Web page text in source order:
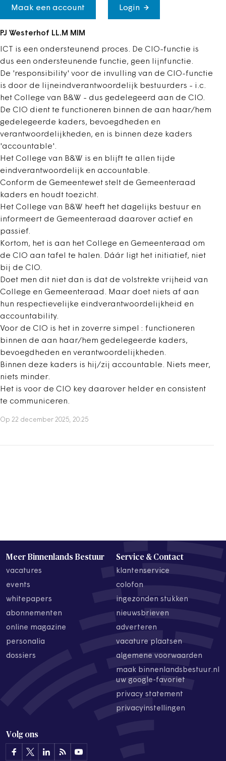
Maak een account Login
PJ Westerhof LL.M MIM
ICT is een ondersteunend proces. De CIO-functie is
dus een ondersteunende functie, geen lijnfunctie.
De 'responsibility' voor de invulling van de CIO-functie
is door de lijneindverantwoordelijk bestuurders - i.c.
het College van B&W - dus gedelegeerd aan de CIO.
De CIO dient te functioneren binnen de aan haar/hem
gedelegeerde kaders, bevoegdheden en
verantwoordelijkheden, en is binnen deze kaders
'accountable'.
Het College van B&W is en blijft te allen tijde
eindverantwoordelijk en accountable.
Conform de Gemeentewet stelt de Gemeenteraad
kaders en houdt toezicht.
Het College van B&W heeft het dagelijks bestuur en
informeert de Gemeenteraad daarover actief en
passief.
Kortom, het is aan het College en Gemeenteraad om
de CIO aan tafel te halen. Dáár ligt het initiatief, niet
bij de CIO.
Doet men dit niet dan is dat de volstrekte vrijheid van
College en Gemeenteraad. Maar doet niets af aan
hun respectievelijke eindverantwoordelijkheid en
accountability.
Voor de CIO is het in zoverre simpel : functioneren
binnen de aan haar/hem gedelegeerde kaders,
bevoegdheden en verantwoordelijkheden.
Binnen deze kaders is hij/zij accountable. Niets meer,
niets minder.
Het is voor de CIO key daarover helder en consistent
te communiceren.
Op 22 december 2025, 20:25
Meer Binnenlands Bestuur
vacatures
events
whitepapers
abonnementen
online magazine
personalia
dossiers
Service & Contact
klantenservice
colofon
ingezonden stukken
nieuwsbrieven
adverteren
vacature plaatsen
algemene voorwaarden
maak binnenlandsbestuur.nl
uw google-favoriet
privacy statement
privacyinstellingen
Volg ons